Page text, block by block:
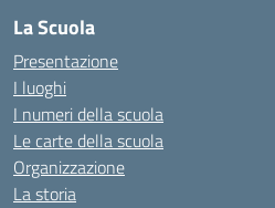
La Scuola
Presentazione
I luoghi
I numeri della scuola
Le carte della scuola
Organizzazione
La storia